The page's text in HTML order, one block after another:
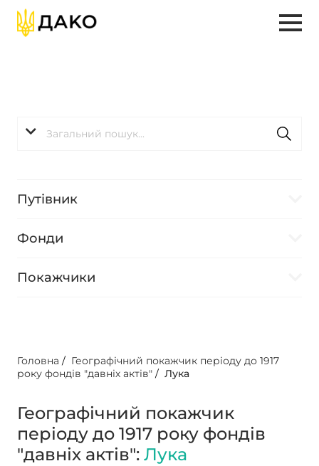
Путівник
Фонди
Покажчики
Головна / Географічний покажчик періоду до 1917
року фондів "давніх актів" / Лука
Географічний покажчик
періоду до 1917 року фондів
"давніх актів": Лука